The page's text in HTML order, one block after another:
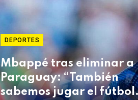
DEPORTES
Mbappé tras eliminar a
Paraguay: “También
sabemos jugar el fútbol